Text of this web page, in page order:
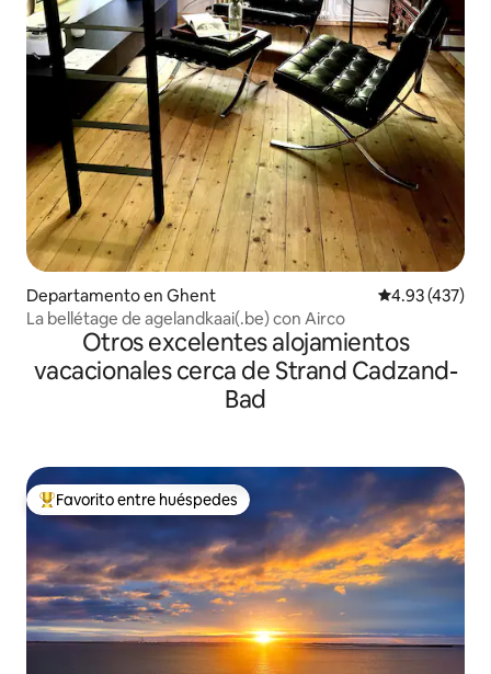
Departamento en Ghent Calificación
4.93 (437)
La bellétage de agelandkaai(.be) con Airco
Otros excelentes alojamientos
vacacionales cerca de Strand Cadzand-
Bad
De los mejores en Favorito entre huéspedes
Favorito entre huéspedes